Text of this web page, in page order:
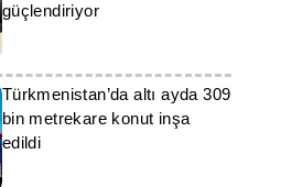
güçlendiriyor
Türkmenistan’da altı ayda 309
bin metrekare konut inşa
edildi